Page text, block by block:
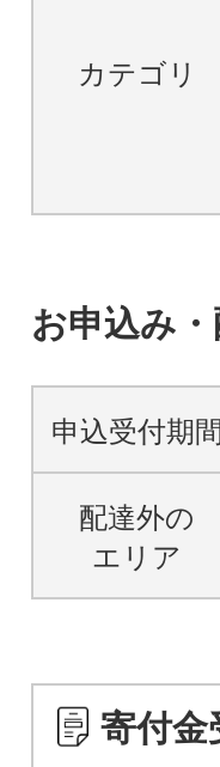
カテゴリ
お申込み
申込受付期間
配達外の
エリア
寄付金